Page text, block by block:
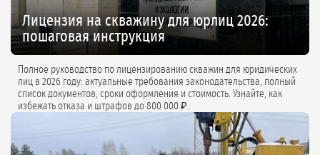
Лицензия на скважину для юрлиц 2026:
пошаговая инструкция
Полное руководство по лицензированию скважин для юридических
лиц в 2026 году: актуальные требования законодательства, полный
список документов, сроки оформления и стоимость. Узнайте, как
избежать отказа и штрафов до 800 000 ₽.